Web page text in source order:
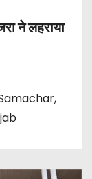
ने लहराया
,